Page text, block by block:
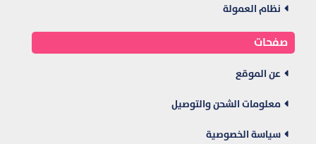
نظام العمولة
صفحات
عن الموقع
معلومات الشحن والتوصيل
سياسة الخصوصية